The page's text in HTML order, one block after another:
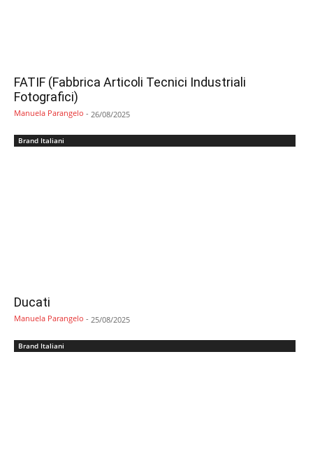
FATIF (Fabbrica Articoli Tecnici Industriali
Fotografici)
Manuela Parangelo - 26/08/2025
Brand Italiani
Ducati
Manuela Parangelo - 25/08/2025
Brand Italiani